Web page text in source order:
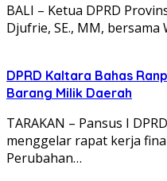
BALI – Ketua DPRD
Djufrie, SE., MM, bersama
DPRD Kaltara Bahas
Barang Milik Daerah
TARAKAN – Pansus I
menggelar rapat kerja
Perubahan…